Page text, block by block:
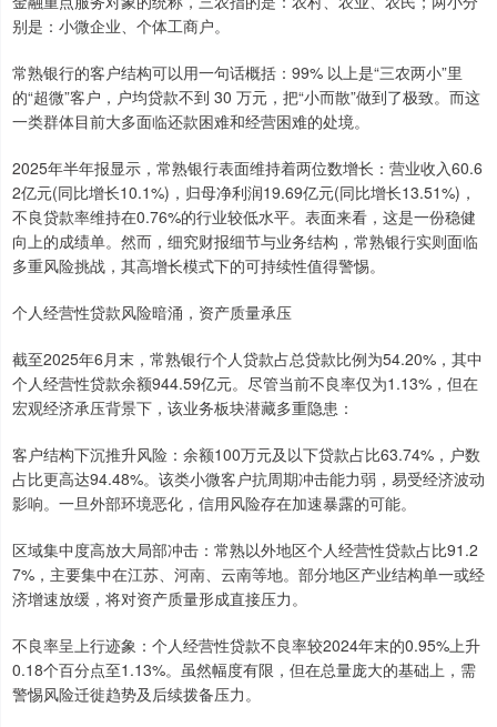
别是：小微企业、个体工商户。
常熟银行的客户结构可以用一句话概括：99% 以上是“三农两小”里
的“超微”客户，户均贷款不到 30 万元，把“小而散”做到了极致。而这
一类群体目前大多面临还款困难和经营困难的处境。
2025年半年报显示，常熟银行表面维持着两位数增长：营业收入60.6
2亿元(同比增长10.1%)，归母净利润19.69亿元(同比增长13.51%)，
不良贷款率维持在0.76%的行业较低水平。表面来看，这是一份稳健
向上的成绩单。然而，细究财报细节与业务结构，常熟银行实则面临
多重风险挑战，其高增长模式下的可持续性值得警惕。
个人经营性贷款风险暗涌，资产质量承压
截至2025年6月末，常熟银行个人贷款占总贷款比例为54.20%，其中
个人经营性贷款余额944.59亿元。尽管当前不良率仅为1.13%，但在
宏观经济承压背景下，该业务板块潜藏多重隐患：
客户结构下沉推升风险：余额100万元及以下贷款占比63.74%，户数
占比更高达94.48%。该类小微客户抗周期冲击能力弱，易受经济波动
影响。一旦外部环境恶化，信用风险存在加速暴露的可能。
区域集中度高放大局部冲击：常熟以外地区个人经营性贷款占比91.2
7%，主要集中在江苏、河南、云南等地。部分地区产业结构单一或经
济增速放缓，将对资产质量形成直接压力。
不良率呈上行迹象：个人经营性贷款不良率较2024年末的0.95%上升
0.18个百分点至1.13%。虽然幅度有限，但在总量庞大的基础上，需
警惕风险迁徙趋势及后续拨备压力。